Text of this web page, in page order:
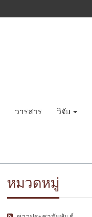
วารสาร วิจัย
หมวดหมู่